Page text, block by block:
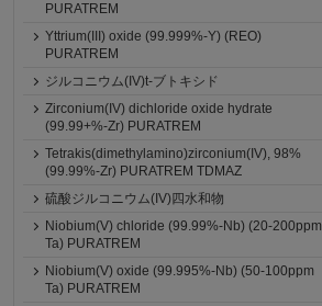
PURATREM
Yttrium(III) oxide (99.999%-Y) (REO)
PURATREM
ジルコニウム(IV)t-ブトキシド
Zirconium(IV) dichloride oxide hydrate
(99.99+%-Zr) PURATREM
Tetrakis(dimethylamino)zirconium(IV), 98%
(99.99%-Zr) PURATREM TDMAZ
硫酸ジルコニウム(IV)四水和物
Niobium(V) chloride (99.99%-Nb) (20-200ppm
Ta) PURATREM
Niobium(V) oxide (99.995%-Nb) (50-100ppm
Ta) PURATREM